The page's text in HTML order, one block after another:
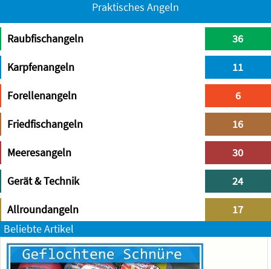
Praktisches Angeln
Raubfischangeln 36
Karpfenangeln 11
Forellenangeln 6
Friedfischangeln 16
Meeresangeln 30
Gerät & Technik 24
Allroundangeln
17
Beliebte Artikel